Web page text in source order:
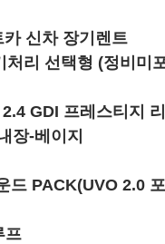
신차 장기렌트
처리 선택형 (정비미
GDI 프레스티지
장-베이지
드 PACK(UVO 2.0
프